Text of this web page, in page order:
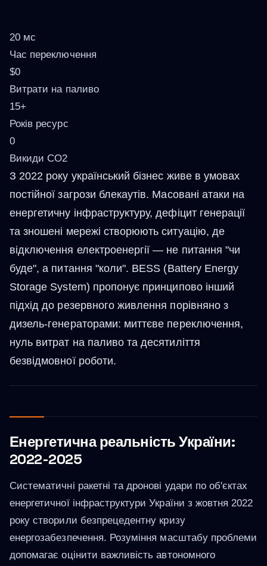
20 мс
Час переключення
$0
Витрати на паливо
15+
Років ресурс
0
Викиди CO2
З 2022 року український бізнес живе в умовах
постійної загрози блекаутів. Масовані атаки на
енергетичну інфраструктуру, дефіцит генерації
та зношені мережі створюють ситуацію, де
відключення електроенергії — не питання "чи
буде", а питання "коли". BESS (Battery Energy
Storage System) пропонує принципово інший
підхід до резервного живлення порівняно з
дизель-генераторами: миттєве переключення,
нуль витрат на паливо та десятиліття
безвідмовної роботи.
Енергетична реальність України:
2022-2025
Систематичні ракетні та дронові удари по об'єктах
енергетичної інфраструктури України з жовтня 2022
року створили безпрецедентну кризу
енергозабезпечення. Розуміння масштабу проблеми
допомагає оцінити важливість автономного